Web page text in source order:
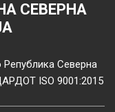
СЕВЕРНА
Северна
ISO 9001:2015